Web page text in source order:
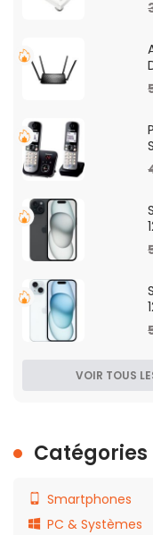
VOIR TOUS
Catégories
Smartphones
PC & Systèmes